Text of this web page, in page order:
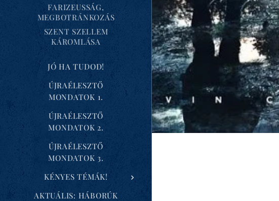
FARIZEUSSÁG,
MEGBOTRÁNKOZÁS
SZENT SZELLEM
KÁROMLÁSA
JÓ HA TUDOD!
ÚJRAÉLESZTŐ
MONDATOK 1.
ÚJRAÉLESZTŐ
MONDATOK 2.
ÚJRAÉLESZTŐ
MONDATOK 3.
KÉNYES TÉMÁK!
AKTUÁLIS: HÁBORÚK